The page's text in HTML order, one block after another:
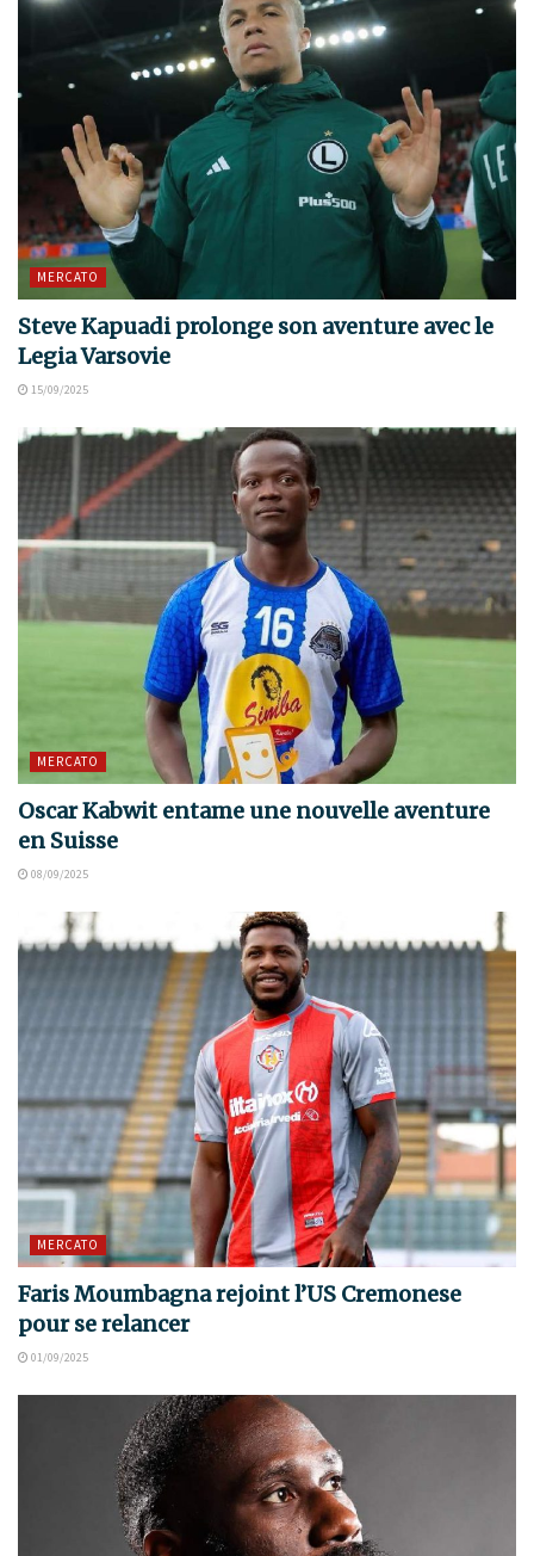
MERCATO
Steve Kapuadi prolonge son aventure avec le
Legia Varsovie
15/09/2025
MERCATO
Oscar Kabwit entame une nouvelle aventure
en Suisse
08/09/2025
MERCATO
Faris Moumbagna rejoint l’US Cremonese
pour se relancer
01/09/2025